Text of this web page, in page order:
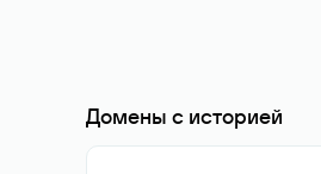
Домены с историей